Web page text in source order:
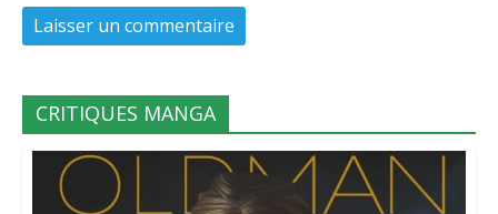
CRITIQUES MANGA